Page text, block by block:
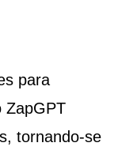
para
ZapGPT
tornando-se